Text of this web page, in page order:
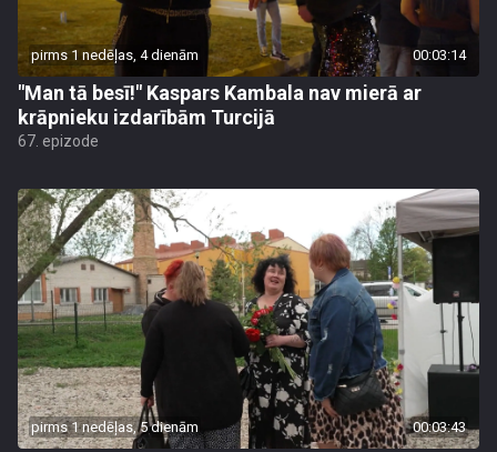
pirms 1 nedēļas, 4 dienām 00:03:14
"Man tā besī!" Kaspars Kambala nav mierā ar
krāpnieku izdarībām Turcijā
67. epizode
pirms 1 nedēļas, 5 dienām 00:03:43